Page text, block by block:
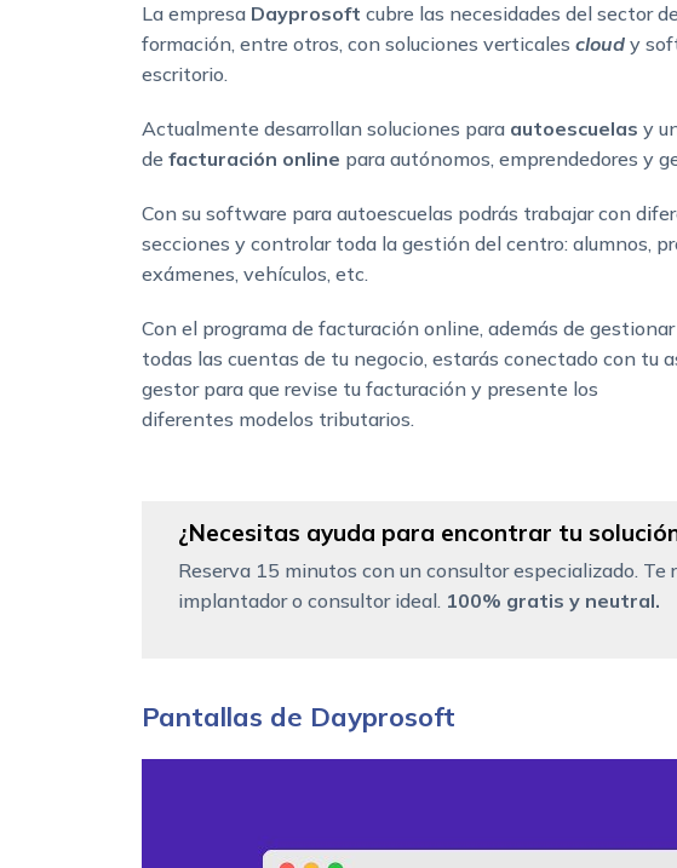
La empresa Dayprosoft cubre las necesidades del sector
formación, entre otros, con soluciones verticales cloud y
escritorio.
Actualmente desarrollan soluciones para autoescuelas y
de facturación online para autónomos, emprendedores y
Con su software para autoescuelas podrás trabajar con
secciones y controlar toda la gestión del centro: alumnos,
exámenes, vehículos, etc.
Con el programa de facturación online, además de
todas las cuentas de tu negocio, estarás conectado con tu
gestor para que revise tu facturación y presente los
diferentes modelos tributarios.
¿Necesitas ayuda para encontrar tu
Reserva 15 minutos con un consultor especializado.
implantador o consultor ideal. 100% gratis y neutral.
Pantallas de Dayprosoft